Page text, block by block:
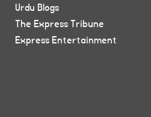
Urdu Blogs
The Express Tribune
Express Entertainment